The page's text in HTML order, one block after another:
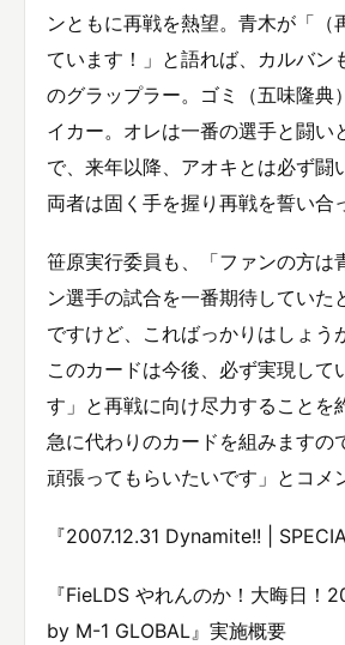
ンともに再戦を熱望。青木が「（
ています！」と語れば、カルバン
のグラップラー。ゴミ（五味隆典
イカー。オレは一番の選手と闘い
で、来年以降、アオキとは必ず闘
両者は固く手を握り再戦を誓い合
笹原実行委員も、「ファンの方は
ン選手の試合を一番期待していた
ですけど、こればっかりはしょう
このカードは今後、必ず実現して
す」と再戦に向け尽力することを
急に代わりのカードを組みますの
頑張ってもらいたいです」とコメ
『2007.12.31 Dynamite!! |
『FieLDS やれんのか！大晦日
by M-1 GLOBAL』実施概要